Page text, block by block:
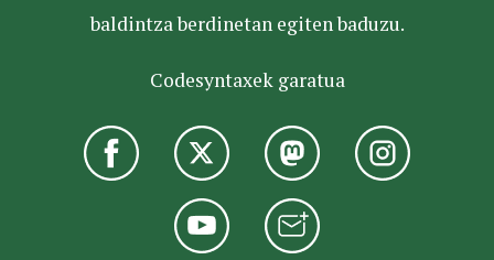
baldintza berdinetan egiten baduzu.
Codesyntaxek garatua